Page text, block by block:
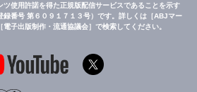
ツ使用許諾を得た正規版配信サービスであることを示す
録番号 第６０９１７１３号）です。詳しくは［ABJマー
電子出版制作・流通協議会］で検索してください。